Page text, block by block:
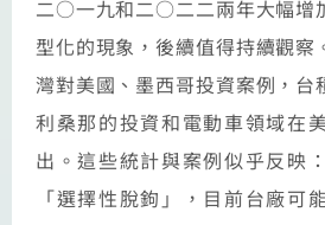
二○一九和二○二二兩年大幅增
型化的現象，後續值得持續觀察
灣對美國、墨西哥投資案例，台
利桑那的投資和電動車領域在
出。這些統計與案例似乎反映
「選擇性脫鉤」，目前台廠可